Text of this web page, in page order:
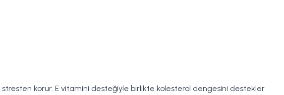
korur. E vitamini desteğiyle birlikte kolesterol dengesini destekler